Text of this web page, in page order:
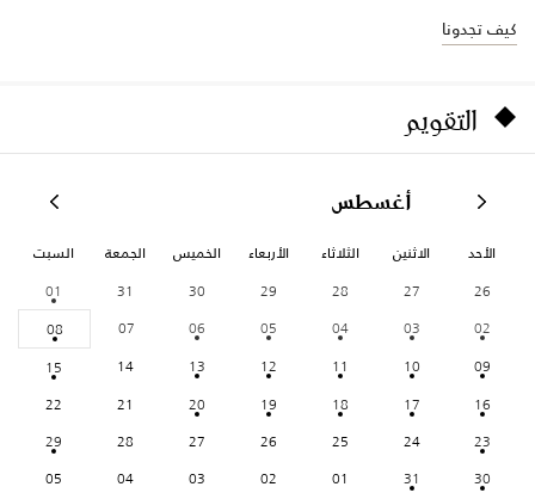
كيف تجدونا
التقويم
أغسطس
الأحد الاثنين الثلاثاء الأربعاء الخميس الجمعة السبت
26
27
28
29
30
31
01
02
03
04
05
06
07
08
09
10
11
12
13
14
15
16
17
18
19
20
21
22
23
24
25
26
27
28
29
30
31
01
02
03
04
05